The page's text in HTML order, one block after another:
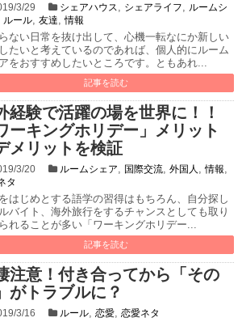
3/29 シェアハウス シェアライフ
ルームシ
ルール 友達 ,情報
ない日常を抜け出して、心機一転なにか新しい
たいと考えているのであれば、個人的にルーム
をおすすめしたいところです。ともあれ...
記事を読む
経験で活躍の場を世界に！！
ーキングホリデー」メリット
メリットを検証
3/20 ルームシェア 国際交流, 外国人 ,情報
タ
はじめとする語学の習得はもちろん、自分探し
バイト、海外旅行をするチャンスとしても取り
られることが多い「ワーキングホリデー...
記事を読む
注意！付き合ってから「その
がトラブルに？
3/16 ルール, 恋愛, 恋愛ネタ